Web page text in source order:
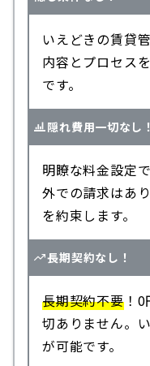
いえどきの賃貸
内容とプロセス
です。
隠れ費用一切なし！
明瞭な料金設定
外での請求はあり
を約束します。
長期契約なし！
長期契約不要！0
切ありません。
が可能です。